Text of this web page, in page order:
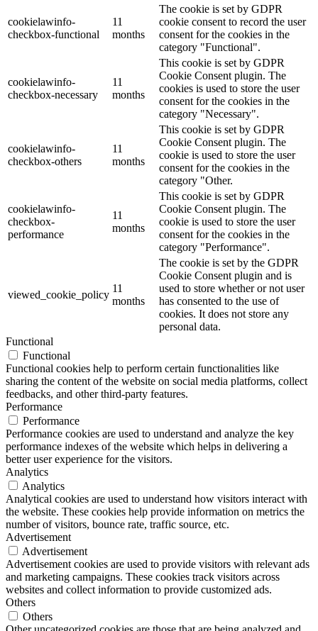
cookielawinfo-
checkbox-functional
11
months
The cookie is set by GDPR
cookie consent to record the user
consent for the cookies in the
category "Functional".
cookielawinfo-
checkbox-necessary
11
months
This cookie is set by GDPR
Cookie Consent plugin. The
cookies is used to store the user
consent for the cookies in the
category "Necessary".
cookielawinfo-
checkbox-others
11
months
This cookie is set by GDPR
Cookie Consent plugin. The
cookie is used to store the user
consent for the cookies in the
category "Other.
cookielawinfo-
checkbox-
performance
11
months
This cookie is set by GDPR
Cookie Consent plugin. The
cookie is used to store the user
consent for the cookies in the
category "Performance".
viewed_cookie_policy
11
months
The cookie is set by the GDPR
Cookie Consent plugin and is
used to store whether or not user
has consented to the use of
cookies. It does not store any
personal data.
Functional
Functional
Functional cookies help to perform certain functionalities like
sharing the content of the website on social media platforms, collect
feedbacks, and other third-party features.
Performance
Performance
Performance cookies are used to understand and analyze the key
performance indexes of the website which helps in delivering a
better user experience for the visitors.
Analytics
Analytics
Analytical cookies are used to understand how visitors interact with
the website. These cookies help provide information on metrics the
number of visitors, bounce rate, traffic source, etc.
Advertisement
Advertisement
Advertisement cookies are used to provide visitors with relevant ads
and marketing campaigns. These cookies track visitors across
websites and collect information to provide customized ads.
Others
Others